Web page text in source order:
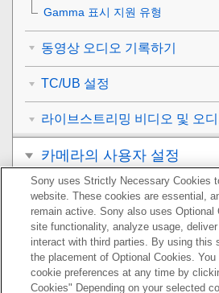
Gamma 표시 지원 유형
동영상 오디오 기록하기
TC/UB 설정
라이브스트리밍 비디오 및 오
카메라의 사용자 설정
보기
카메라 설정 변경하기
스마트폰으로 사용할 수 있
Sony uses Strictly Necessary Cookies
website. These cookies are essential,
remain active. Sony also uses Optional
site functionality, analyze usage,
interact with third parties. By using this
the placement of Optional Cookies.
cookie preferences at any time by
Cookies" Depending on your selected